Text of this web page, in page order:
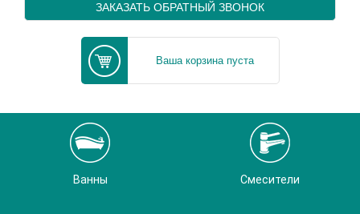
ЗАКАЗАТЬ ОБРАТНЫЙ ЗВОНОК
Ваша корзина пуста
Ванны Смесители